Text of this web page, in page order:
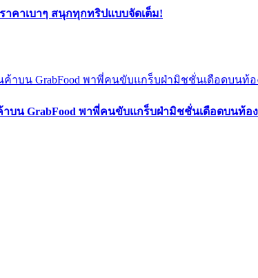
าคาเบาๆ สนุกทุกทริปแบบจัดเต็ม!
น GrabFood พาพี่คนขับแกร็บฝ่ามิชชั่นเดือดบนท้อ